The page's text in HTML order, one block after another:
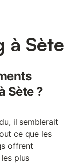
à Sète
Sète ?
il semblerait
ce que les
offrent
plus